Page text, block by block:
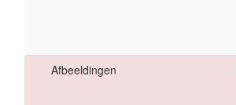
Afbeeldingen